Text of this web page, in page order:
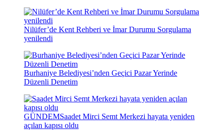
Nilüfer’de Kent Rehberi ve İmar Durumu Sorgulama
yenilendi
Burhaniye Belediyesi’nden Geçici Pazar Yerinde
Düzenli Denetim
GÜNDEMSaadet Mirci Semt Merkezi hayata yeniden
açılan kapısı oldu